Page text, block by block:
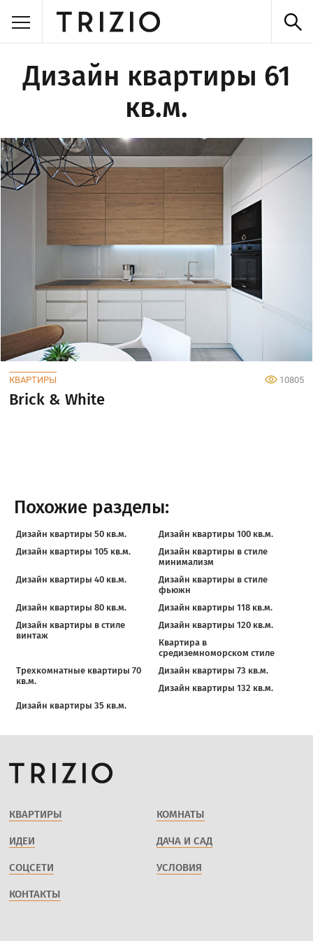
Дизайн квартиры 61
кв.м.
КВАРТИРЫ 10805
Brick & White
Похожие разделы:
Дизайн квартиры 50 кв.м.
Дизайн квартиры 100 кв.м.
Дизайн квартиры 105 кв.м.
Дизайн квартиры в стиле
минимализм
Дизайн квартиры 40 кв.м.
Дизайн квартиры в стиле
фьюжн
Дизайн квартиры 80 кв.м.
Дизайн квартиры 118 кв.м.
Дизайн квартиры в стиле
винтаж
Дизайн квартиры 120 кв.м.
Квартира в
средиземноморском стиле
Трехкомнатные квартиры 70
кв.м.
Дизайн квартиры 73 кв.м.
Дизайн квартиры 132 кв.м.
Дизайн квартиры 35 кв.м.
КВАРТИРЫ КОМНАТЫ
ИДЕИ ДАЧА И САД
СОЦСЕТИ УСЛОВИЯ
КОНТАКТЫ